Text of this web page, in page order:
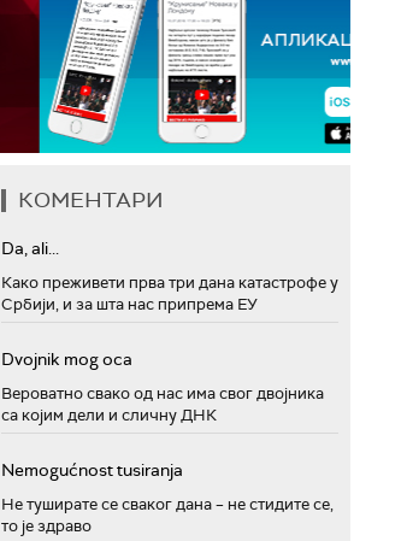
КОМЕНТАРИ
Da, ali...
Како преживети прва три дана катастрофе у
Србији, и за шта нас припрема ЕУ
Dvojnik mog oca
Вероватно свако од нас има свог двојника
са којим дели и сличну ДНК
Nemogućnost tusiranja
Не туширате се сваког дана – не стидите се,
то је здраво